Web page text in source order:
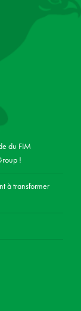
du FIM
!
à transformer